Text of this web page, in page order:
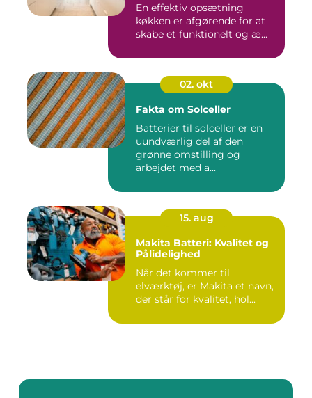
En effektiv opsætning
køkken er afgørende for at
skabe et funktionelt og æ...
02. okt
Fakta om Solceller
Batterier til solceller er en
uundværlig del af den
grønne omstilling og
arbejdet med a...
15. aug
Makita Batteri: Kvalitet og
Pålidelighed
Når det kommer til
elværktøj, er Makita et navn,
der står for kvalitet, hol...